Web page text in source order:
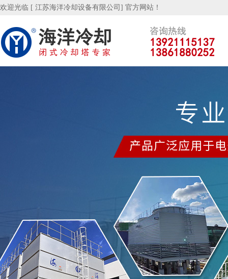
欢迎光临 [ 江苏海洋冷却设备有限公司] 官方网站！